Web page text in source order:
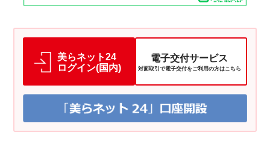
美らネット24
ログイン(国内)
電子交付サービス
対面取引で電子交付をご利用の方はこちら